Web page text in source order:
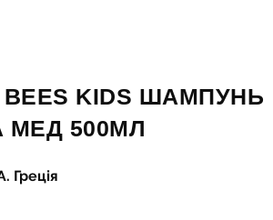
BEES KIDS ШАМПУНЬ
МЕД 500МЛ
Греція